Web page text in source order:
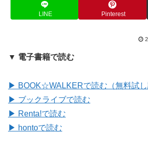
LINE Pinterest
▼ 電子書籍で読む
▶ BOOK☆WALKERで読む（無料試し
▶ ブックライブで読む
▶ Renta!で読む
▶ hontoで読む